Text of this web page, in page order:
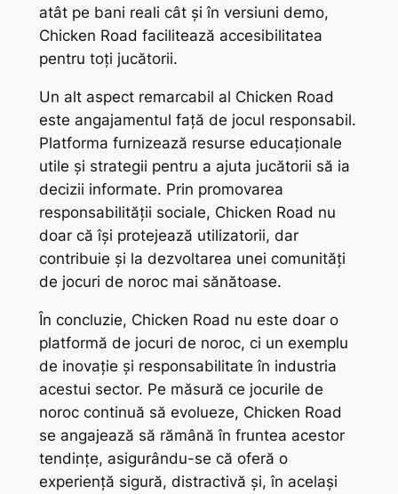
atât pe bani reali cât și în versiuni demo,
Chicken Road facilitează accesibilitatea
pentru toți jucătorii.
Un alt aspect remarcabil al Chicken Road
este angajamentul față de jocul responsabil.
Platforma furnizează resurse educaționale
utile și strategii pentru a ajuta jucătorii să ia
decizii informate. Prin promovarea
responsabilității sociale, Chicken Road nu
doar că își protejează utilizatorii, dar
contribuie și la dezvoltarea unei comunități
de jocuri de noroc mai sănătoase.
În concluzie, Chicken Road nu este doar o
platformă de jocuri de noroc, ci un exemplu
de inovație și responsabilitate în industria
acestui sector. Pe măsură ce jocurile de
noroc continuă să evolueze, Chicken Road
se angajează să rămână în fruntea acestor
tendințe, asigurându-se că oferă o
experiență sigură, distractivă și, în același